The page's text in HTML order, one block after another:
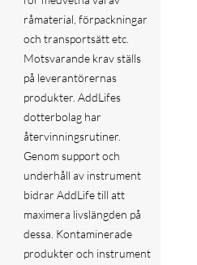
råmaterial, förpackningar
och transportsätt etc.
Motsvarande krav ställs
på leverantörernas
produkter. AddLifes
dotterbolag har
återvinningsrutiner.
Genom support och
underhåll av instrument
bidrar AddLife till att
maximera livslängden på
dessa. Kontaminerade
produkter och instrument